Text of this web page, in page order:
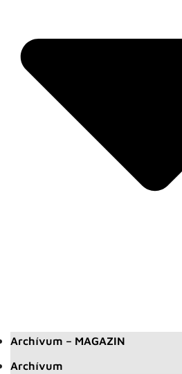
Archívum – MAGAZIN
Archívum